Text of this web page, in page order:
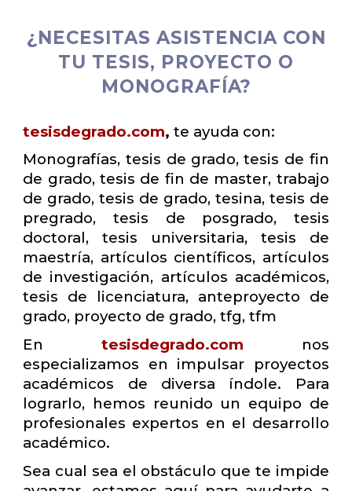
¿NECESITAS ASISTENCIA CON
TU TESIS, PROYECTO O
MONOGRAFÍA?
tesisdegrado.com, te ayuda con:
Monografías, tesis de grado, tesis de fin
de grado, tesis de fin de master, trabajo
de grado, tesis de grado, tesina, tesis de
pregrado, tesis de posgrado, tesis
doctoral, tesis universitaria, tesis de
maestría, artículos científicos, artículos
de investigación, artículos académicos,
tesis de licenciatura, anteproyecto de
grado, proyecto de grado, tfg, tfm
En tesisdegrado.com nos
especializamos en impulsar proyectos
académicos de diversa índole. Para
lograrlo, hemos reunido un equipo de
profesionales expertos en el desarrollo
académico.
Sea cual sea el obstáculo que te impide